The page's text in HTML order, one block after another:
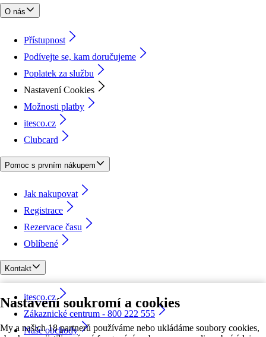
Nastavení soukromí a cookies
My a našich 18 partnerů používáme nebo ukládáme soubory cookies,
O nás
Přístupnost
Podívejte se, kam doručujeme
Poplatek za službu
Nastavení Cookies
Možnosti platby
itesco.cz
Clubcard
Pomoc s prvním nákupem
Jak nakupovat
Registrace
Rezervace času
Oblíbené
Kontakt
itesco.cz
Zákaznické centrum - 800 222 555
Naše obchody